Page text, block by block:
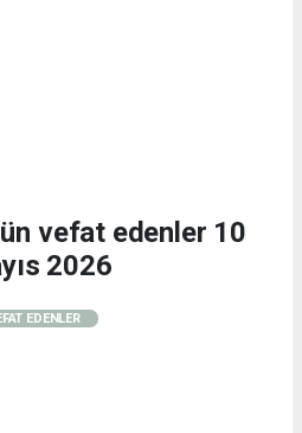
vefat edenler 10
2026
EDENLER